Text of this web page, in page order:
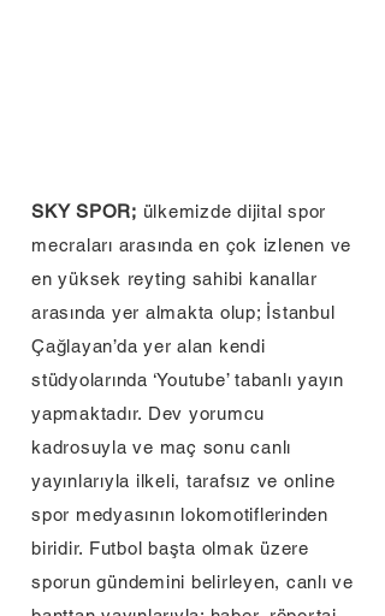
SKY SPOR; ülkemizde dijital spor
mecraları arasında en çok izlenen ve
en yüksek reyting sahibi kanallar
arasında yer almakta olup; İstanbul
Çağlayan’da yer alan kendi
stüdyolarında ‘Youtube’ tabanlı yayın
yapmaktadır. Dev yorumcu
kadrosuyla ve maç sonu canlı
yayınlarıyla ilkeli, tarafsız ve online
spor medyasının lokomotiflerinden
biridir. Futbol başta olmak üzere
sporun gündemini belirleyen, canlı ve